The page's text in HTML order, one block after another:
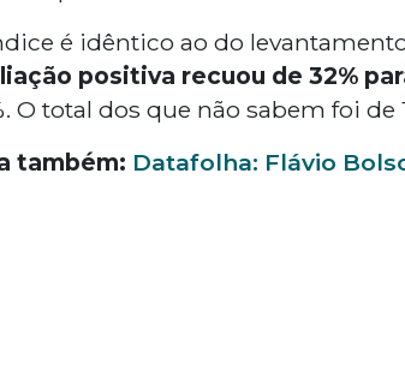
é idêntico ao do
positiva recuou de 32%
O total dos que não sabem foi de
também: Datafolha: Flávio